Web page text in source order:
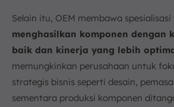
Selain itu, OEM membawa
menghasilkan komponen dengan
baik dan kinerja yang lebih
memungkinkan perusahaan untuk
strategis bisnis seperti desain,
sementara produksi komponen